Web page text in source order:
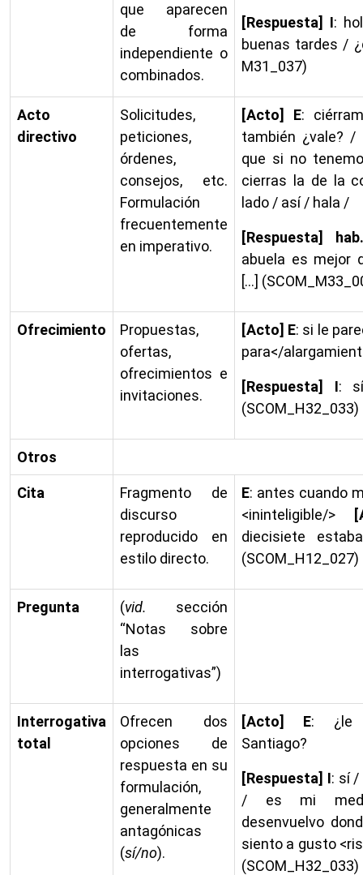
que aparecen
de forma
independiente o
combinados.
[Respuesta] I:
buenas tardes /
M31_037)
Acto
directivo
Solicitudes,
peticiones,
órdenes,
consejos, etc.
Formulación
frecuentemente
en imperativo.
[Acto] E:
también ¿vale?
que si no
cierras la de la
lado / así / hala /
[Respuesta]
abuela es mejor
[…]
Ofrecimiento
Propuestas,
ofertas,
ofrecimientos e
invitaciones.
[Acto] E: si le
para</
[Respuesta] I:
(SCOM_H32_033)
Otros
Cita
Fragmento de
discurso
reproducido en
estilo directo.
E: antes cuando
<ininteligible/>
diecisiete
(SCOM_H12_027)
Pregunta (vid. sección
“Notas sobre
las
interrogativas”)
Interrogativa
total
Ofrecen dos
opciones de
respuesta en su
formulación,
generalmente
antagónicas
(sí/no).
[Acto] E: ¿le
Santiago?
[Respuesta] I: sí /
/ es mi
desenvuelvo
siento a gusto
(SCOM_H32_033)